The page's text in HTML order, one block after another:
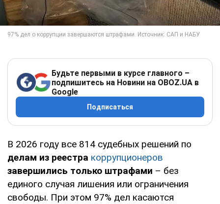
Будьте первыми в курсе главного –
подпишитесь на Новини на OBOZ.UA в
Google
Подписаться
В 2026 году все 814 судебных решений по
делам из реестра коррупционеров
завершились только штрафами – без
единого случая лишения или ограничения
свободы. При этом 97% дел касаются